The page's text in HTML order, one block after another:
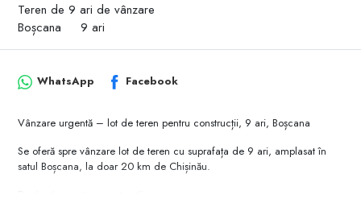
Teren de 9 ari de vânzare
Boșcana
9 ari
WhatsApp Facebook
Vânzare urgentă – lot de teren pentru construcții, 9 ari, Boșcana
Se oferă spre vânzare lot de teren cu suprafața de 9 ari, amplasat în
satul Boșcana, la doar 20 km de Chișinău.